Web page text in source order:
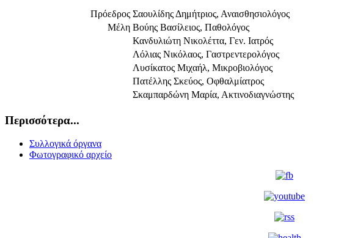
Πρόεδρος Σαουλίδης Δημήτριος, Αναισθησιολόγος
Μέλη Βούης Βασίλειος, Παθολόγος
Κανδυλιώτη Νικολέττα, Γεν. Ιατρός
Λόλιας Νικόλαος, Γαστρεντερολόγος
Λυσίκατος Μιχαήλ, Μικροβιολόγος
Πατέλλης Σκεύος, Οφθαλμίατρος
Σκαμπαρδώνη Μαρία, Ακτινοδιαγνώστης
Περισσότερα...
Συλλογικά όργανα
Φωτογραφικό αρχείο